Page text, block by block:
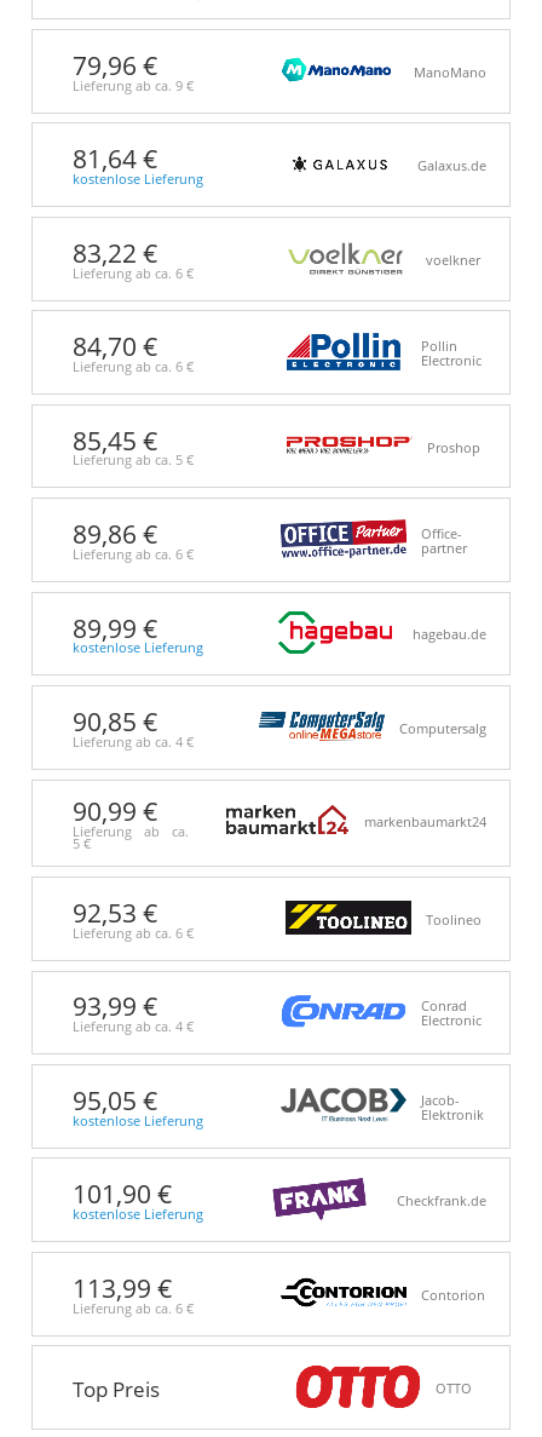
79,96 €
Lieferung ab ca. 9 €
ManoMano
81,64 €
kostenlose Lieferung
Galaxus.de
83,22 €
Lieferung ab ca. 6 €
voelkner
84,70 €
Lieferung ab ca. 6 €
Pollin
Electronic
85,45 €
Lieferung ab ca. 5 €
Proshop
89,86 €
Lieferung ab ca. 6 €
Office-
partner
89,99 €
kostenlose Lieferung
hagebau.de
90,85 €
Lieferung ab ca. 4 €
Computersalg
90,99 €
Lieferung ab ca.
5 €
markenbaumarkt24
92,53 €
Lieferung ab ca. 6 €
Toolineo
93,99 €
Lieferung ab ca. 4 €
Conrad
Electronic
95,05 €
kostenlose Lieferung
Jacob-
Elektronik
101,90 €
kostenlose Lieferung
Checkfrank.de
113,99 €
Lieferung ab ca. 6 €
Contorion
Top Preis OTTO